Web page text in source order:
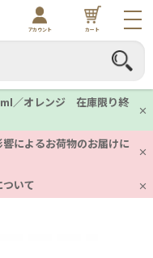
／オレンジ 在庫限り終
によるお荷物のお届けに
いて
アカウント カート